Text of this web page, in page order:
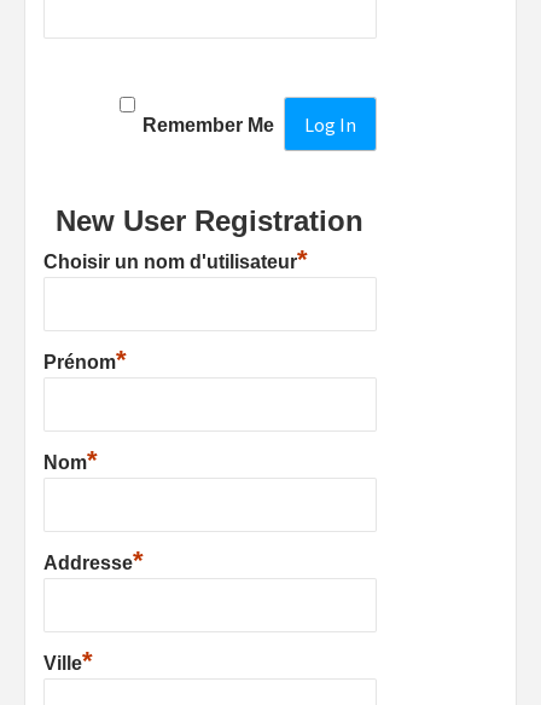
Remember Me
New User Registration
Choisir un nom d'utilisateur*
Prénom*
Nom*
Addresse*
Ville*